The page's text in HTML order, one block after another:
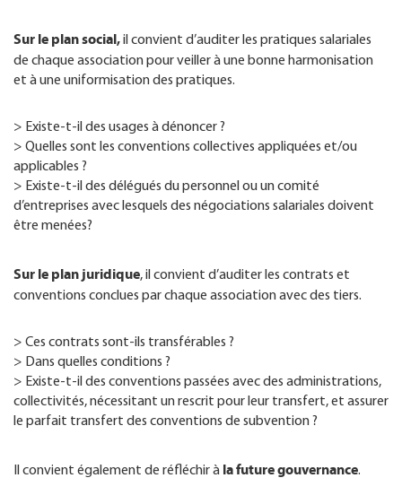
Sur le plan social,il convient d’auditer les pratiques salariales
de chaque association pour veiller à une bonne harmonisation
et à une uniformisation des pratiques.
> Existe-t-il des usages à dénoncer ?
> Quelles sont les conventions collectives appliquées et/ou
applicables ?
> Existe-t-il des délégués du personnel ou un comité
d’entreprises avec lesquels des négociations salariales doivent
être menées?
Sur le plan juridique, il convient d’auditer les contrats et
conventions conclues par chaque association avec des tiers.
> Ces contrats sont-ils transférables ?
> Dans quelles conditions ?
> Existe-t-il des conventions passées avec des administrations,
collectivités, nécessitant un rescrit pour leur transfert, et assurer
le parfait transfert des conventions de subvention ?
Il convient également de réfléchir à la future gouvernance.